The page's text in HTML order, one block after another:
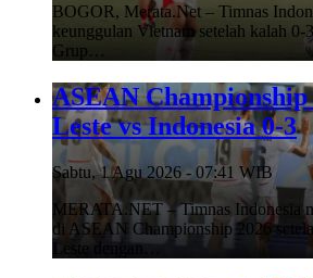
BOGOR, Merata.Net – Timnas
keunggulan Vietnam setelah kalah 0-
Grup…
ASEAN
Leste vs Indonesia 0-3
Sabtu, 1 Agu 2026 - 07:41 WIB
MERATA.NET – Timnas Indonesia
di ASEAN Championship 2026
Leste dengan…